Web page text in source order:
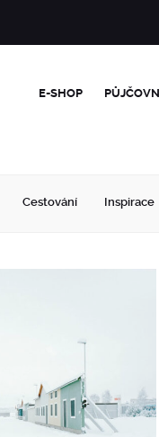
E-SHOP
Cestování Inspirace